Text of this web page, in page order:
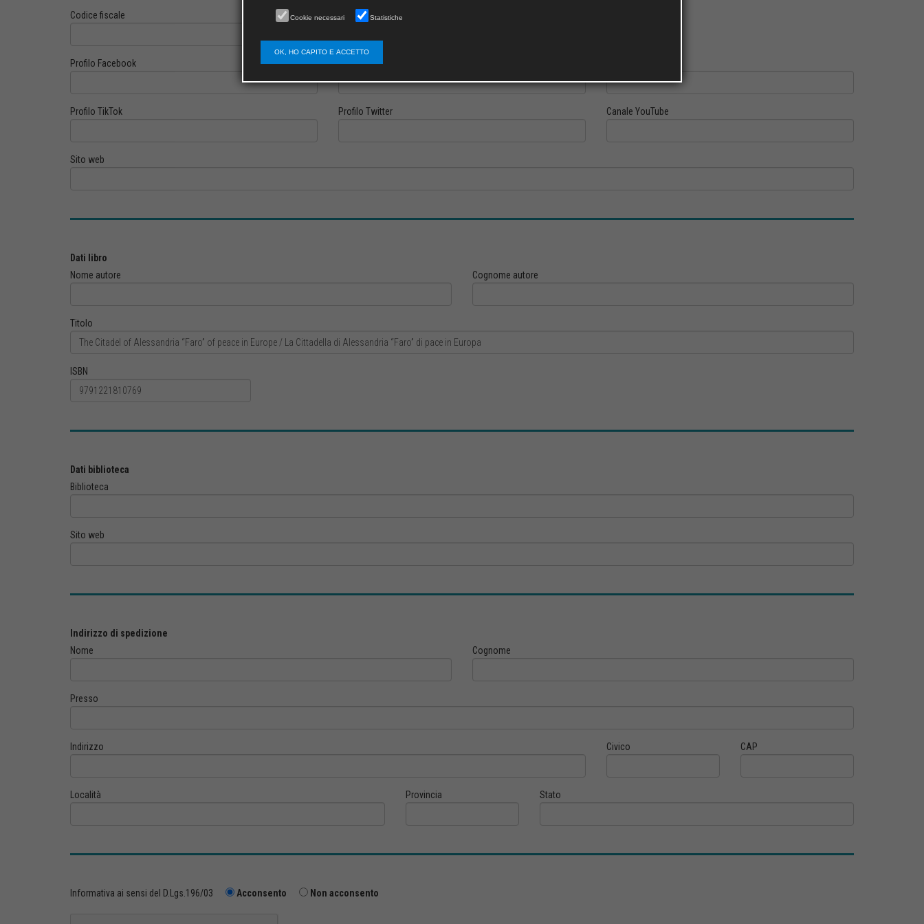
Codice fiscale
Profilo Facebook Profilo Instagram
Profilo TikTok Profilo Twitter Canale YouTube
Sito web
Dati libro
Nome autore
Cognome autore
Titolo
ISBN
Dati biblioteca
Biblioteca
Sito web
Indirizzo di spedizione
Nome
Cognome
Presso
Indirizzo Civico CAP
Località Provincia Stato
Informativa ai sensi del D.Lgs.196/03 Acconsento Non acconsento
Cookie necessari Statistiche
OK, HO CAPITO E ACCETTO